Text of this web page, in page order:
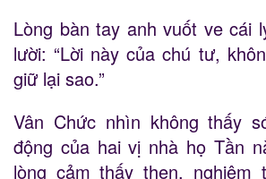
Lòng bàn tay anh vuốt ve cái
lười: “Lời này của chú tư,
giữ lại sao.”
Vân Chức nhìn không thấy
động của hai vị nhà họ Tần
lòng cảm thấy thẹn, nghiêm